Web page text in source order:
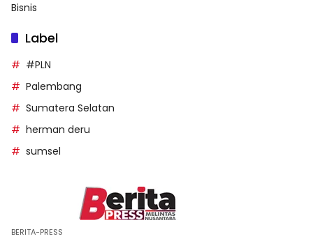
Bisnis
Label
#PLN
Palembang
Sumatera Selatan
herman deru
sumsel
BERITA-PRESS